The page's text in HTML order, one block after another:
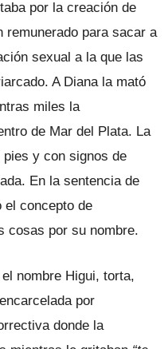
por la creación de
remunerado para sacar a
sexual a la que las
A Diana la mató
miles la
de Mar del Plata. La
y con signos de
En la sentencia de
el concepto de
cosas por su nombre.
nombre Higui, torta,
por
donde la